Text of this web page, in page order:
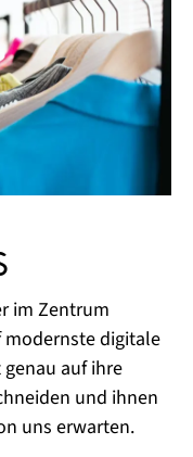
im Zentrum
modernste digitale
auf ihre
und ihnen
uns erwarten.